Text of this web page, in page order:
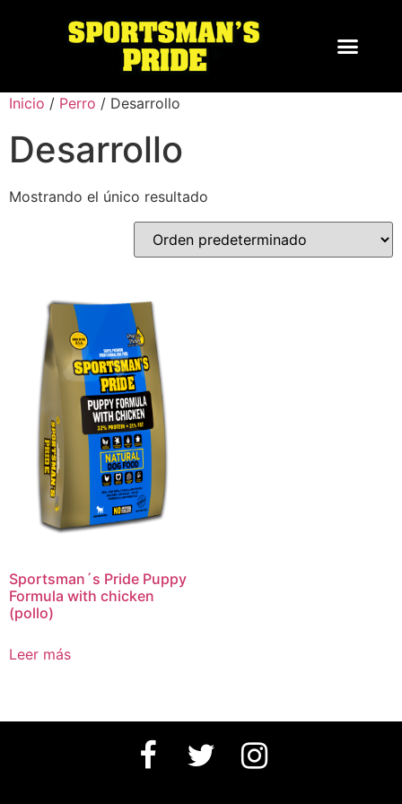
Inicio / Perro / Desarrollo
Desarrollo
Mostrando el único resultado
Sportsman´s Pride Puppy
Formula with chicken
(pollo)
Leer más